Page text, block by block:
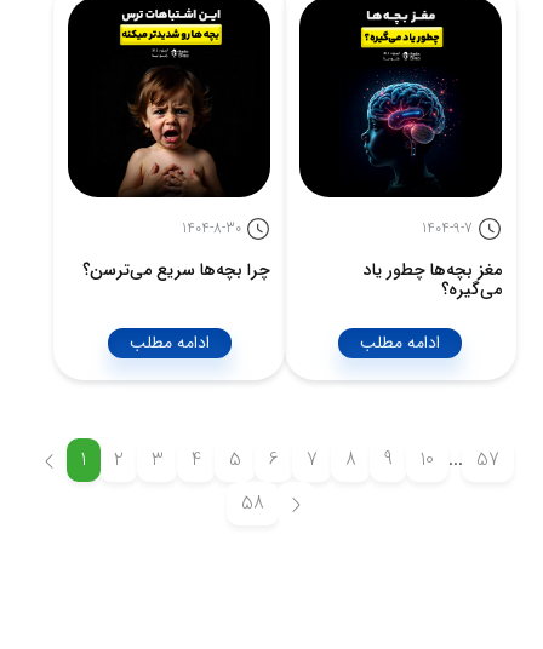
1404-9-7
مغز بچه‌ها چطور یاد
می‌گیره؟
ادامه مطلب
1404-8-30
چرا بچه‌ها سریع می‌ترسن؟
ادامه مطلب
1 2 3 4 5 6 7 8 9 10 ... 57
58